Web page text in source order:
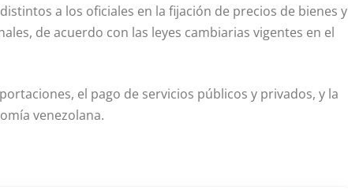
a los oficiales en la fijación de precios de bienes y
de acuerdo con las leyes cambiarias vigentes en el
el pago de servicios públicos y privados, y la
venezolana.